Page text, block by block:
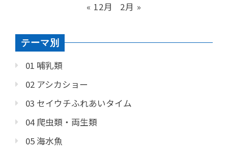
« 12月 2月 »
テーマ別
01 哺乳類
02 アシカショー
03 セイウチふれあいタイム
04 爬虫類・両生類
05 海水魚